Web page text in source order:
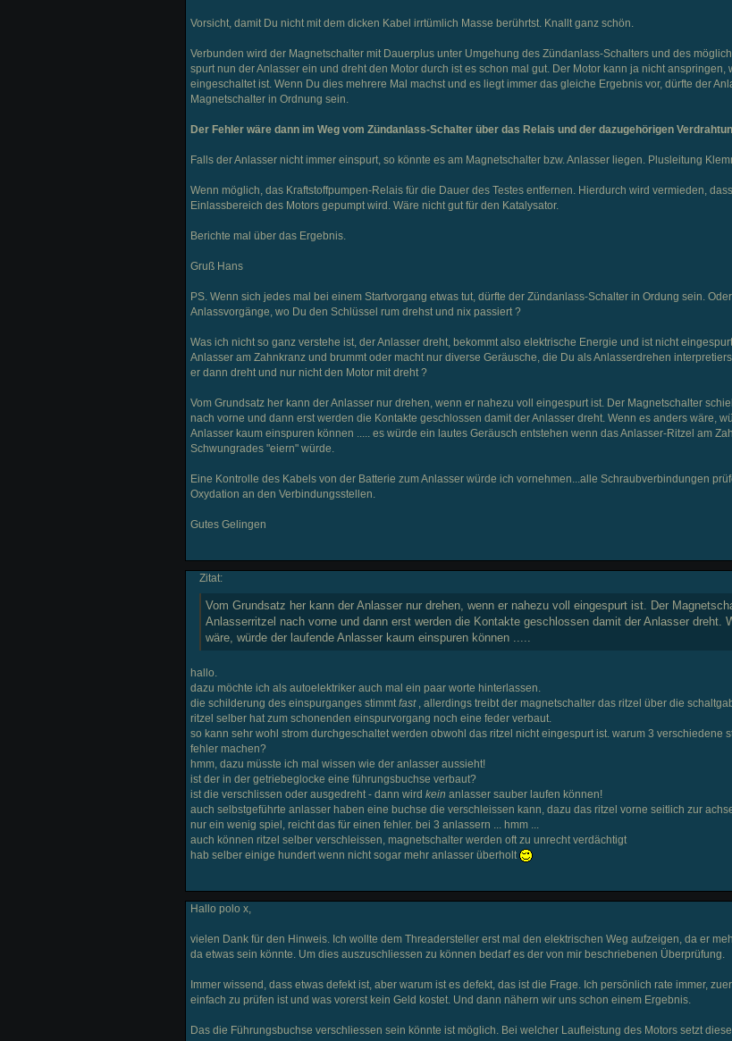
Vorsicht, damit Du nicht mit dem dicken Kabel irrtümlich Masse berührtst. Knallt ganz schön.
Verbunden wird der Magnetschalter mit Dauerplus unter Umgehung des Zündanlass-Schalters und des
spurt nun der Anlasser ein und dreht den Motor durch ist es schon mal gut. Der Motor kann ja nicht anspringen,
eingeschaltet ist. Wenn Du dies mehrere Mal machst und es liegt immer das gleiche Ergebnis vor, dürfte der
Magnetschalter in Ordnung sein.
Der Fehler wäre dann im Weg vom Zündanlass-Schalter über das Relais und der dazugehörigen
Falls der Anlasser nicht immer einspurt, so könnte es am Magnetschalter bzw. Anlasser liegen. Plusleitung
Wenn möglich, das Kraftstoffpumpen-Relais für die Dauer des Testes entfernen. Hierdurch wird vermieden,
Einlassbereich des Motors gepumpt wird. Wäre nicht gut für den Katalysator.
Berichte mal über das Ergebnis.
Gruß Hans
PS. Wenn sich jedes mal bei einem Startvorgang etwas tut, dürfte der Zündanlass-Schalter in Ordung sein.
Anlassvorgänge, wo Du den Schlüssel rum drehst und nix passiert ?
Was ich nicht so ganz verstehe ist, der Anlasser dreht, bekommt also elektrische Energie und ist nicht
Anlasser am Zahnkranz und brummt oder macht nur diverse Geräusche, die Du als Anlasserdrehen
er dann dreht und nur nicht den Motor mit dreht ?
Vom Grundsatz her kann der Anlasser nur drehen, wenn er nahezu voll eingespurt ist. Der Magnetschalter
nach vorne und dann erst werden die Kontakte geschlossen damit der Anlasser dreht. Wenn es anders wäre,
Anlasser kaum einspuren können ..... es würde ein lautes Geräusch entstehen wenn das Anlasser-Ritzel am
Schwungrades "eiern" würde.
Eine Kontrolle des Kabels von der Batterie zum Anlasser würde ich vornehmen...alle Schraubverbindungen
Oxydation an den Verbindungsstellen.
Gutes Gelingen
Zitat:
Vom Grundsatz her kann der Anlasser nur drehen, wenn er nahezu voll eingespurt ist. Der
Anlasserritzel nach vorne und dann erst werden die Kontakte geschlossen damit der Anlasser dreht.
wäre, würde der laufende Anlasser kaum einspuren können .....
hallo.
dazu möchte ich als autoelektriker auch mal ein paar worte hinterlassen.
die schilderung des einspurganges stimmtfast, allerdings treibt der magnetschalter das ritzel über die
ritzel selber hat zum schonenden einspurvorgang noch eine feder verbaut.
so kann sehr wohl strom durchgeschaltet werden obwohl das ritzel nicht eingespurt ist. warum 3 verschiedene
fehler machen?
hmm, dazu müsste ich mal wissen wie der anlasser aussieht!
ist der in der getriebeglocke eine führungsbuchse verbaut?
ist die verschlissen oder ausgedreht - dann wird kein anlasser sauber laufen können!
auch selbstgeführte anlasser haben eine buchse die verschleissen kann, dazu das ritzel vorne seitlich zur
nur ein wenig spiel, reicht das für einen fehler. bei 3 anlassern ... hmm ...
auch können ritzel selber verschleissen, magnetschalter werden oft zu unrecht verdächtigt
hab selber einige hundert wenn nicht sogar mehr anlasser überholt
Hallo polo x,
vielen Dank für den Hinweis. Ich wollte dem Threadersteller erst mal den elektrischen Weg aufzeigen, da er
da etwas sein könnte. Um dies auszuschliessen zu können bedarf es der von mir beschriebenen Überprüfung.
Immer wissend, dass etwas defekt ist, aber warum ist es defekt, das ist die Frage. Ich persönlich rate immer,
einfach zu prüfen ist und was vorerst kein Geld kostet. Und dann nähern wir uns schon einem Ergebnis.
Das die Führungsbuchse verschliessen sein könnte ist möglich. Bei welcher Laufleistung des Motors setzt